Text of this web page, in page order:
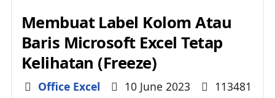
Membuat Label Kolom Atau
Baris Microsoft Excel Tetap
Kelihatan (Freeze)
Details
Office Excel 10 June 2023 113481